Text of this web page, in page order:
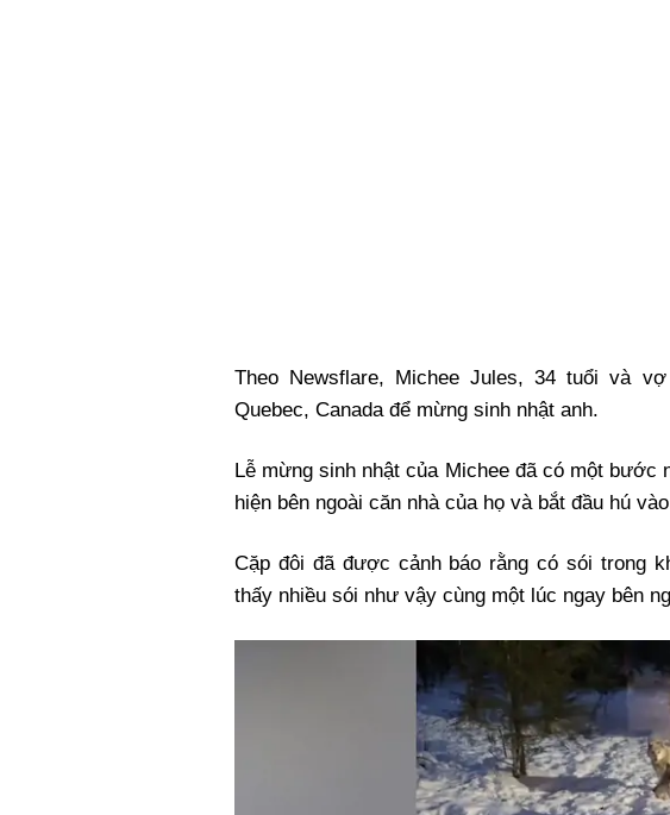
Theo Newsflare, Michee Jules, 34 tuổi và
Quebec, Canada để mừng sinh nhật anh.
Lễ mừng sinh nhật của Michee đã có một bước
hiện bên ngoài căn nhà của họ và bắt đầu hú
Cặp đôi đã được cảnh báo rằng có sói trong
thấy nhiều sói như vậy cùng một lúc ngay bên